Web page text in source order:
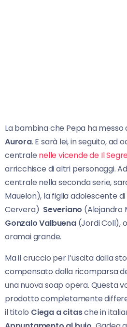
La bambina che Pepa ha
Aurora. E sarà lei, in seguito, ad
centrale nelle vicende de Il
arricchisce di altri personaggi.
centrale nella seconda serie,
Mauelon), la figlia adolescente di
Cervera) Severiano (Alejandro
Gonzalo Valbuena(Jordi Coll),
oramai grande.
Ma il cruccio per l’uscita dalla
compensato dalla ricomparsa
una nuova soap opera. Questa
prodotto completamente
il titolo Ciega a citasche in